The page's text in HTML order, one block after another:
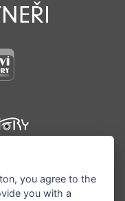
you agree to the
you with a